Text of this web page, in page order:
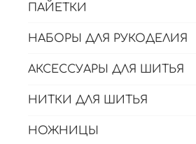
ПАЙЕТКИ
НАБОРЫ ДЛЯ РУКОДЕЛИЯ
АКСЕССУАРЫ ДЛЯ ШИТЬЯ
НИТКИ ДЛЯ ШИТЬЯ
НОЖНИЦЫ